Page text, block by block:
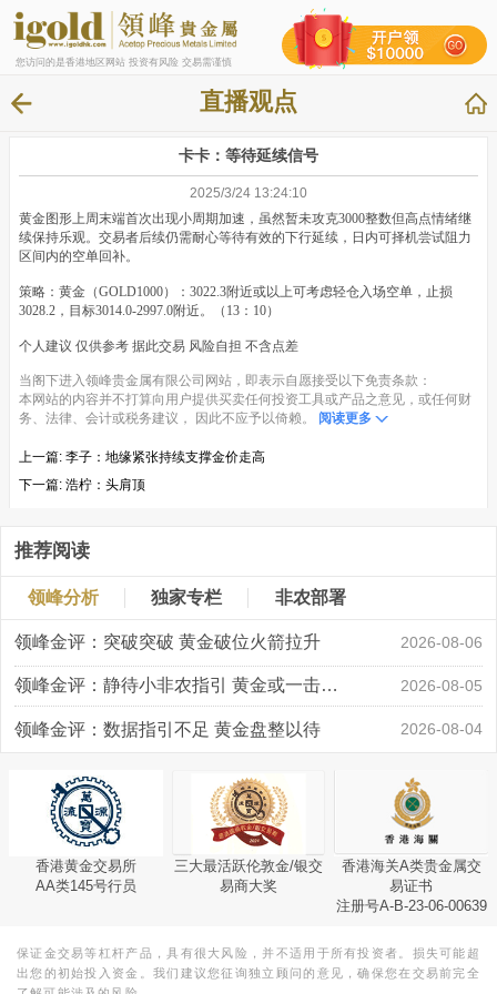
您访问的是香港地区网站 投资有风险 交易需谨慎
直播观点
卡卡：等待延续信号
2025/3/24 13:24:10
黄金图形上周末端首次出现小周期加速，虽然暂未攻克3000整数但高点情绪继
续保持乐观。交易者后续仍需耐心等待有效的下行延续，日内可择机尝试阻力
区间内的空单回补。
策略：黄金（GOLD1000）：3022.3附近或以上可考虑轻仓入场空单，止损
3028.2，目标3014.0-2997.0附近。（13：10）
个人建议 仅供参考 据此交易 风险自担 不含点差
当阁下进入领峰贵金属有限公司网站，即表示自愿接受以下免责条款：
本网站的内容并不打算向用户提供买卖任何投资工具或产品之意见，或任何财
务、法律、会计或税务建议， 因此不应予以倚赖。
阅读更多
上一篇: 李子：地缘紧张持续支撑金价走高
下一篇: 浩柠：头肩顶
推荐阅读
领峰分析 独家专栏 非农部署
领峰金评：突破突破 黄金破位火箭拉升 2026-08-06
领峰金评：静待小非农指引 黄金或一击破局 2026-08-05
领峰金评：数据指引不足 黄金盘整以待 2026-08-04
香港黄金交易所
AA类145号行员
三大最活跃伦敦金/银交
易商大奖
香港海关A类贵金属交
易证书
注册号A-B-23-06-00639
保证金交易等杠杆产品，具有很大风险，并不适用于所有投资者。损失可能超
出您的初始投入资金。我们建议您征询独立顾问的意见，确保您在交易前完全